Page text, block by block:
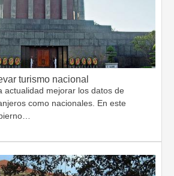
turismo nacional
actualidad mejorar los datos de
como nacionales. En este